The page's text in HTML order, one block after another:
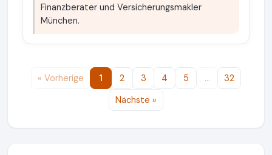
Finanzberater und Versicherungsmakler
München.
« Vorherige 1 2 3 4 5 …
32
Nächste »